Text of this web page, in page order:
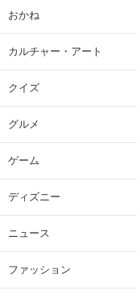
おかね
カルチャー・アート
クイズ
グルメ
ゲーム
ディズニー
ニュース
ファッション